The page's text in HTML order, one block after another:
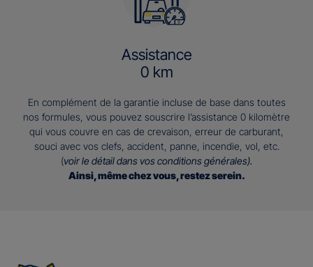
Assistance
0 km
En complément de la garantie incluse de base dans toutes
nos formules, vous pouvez souscrire l’assistance 0 kilomètre
qui vous couvre en cas de crevaison, erreur de carburant,
souci avec vos clefs, accident, panne, incendie, vol, etc.
(voir le détail dans vos conditions générales).
Ainsi, même chez vous, restez serein.